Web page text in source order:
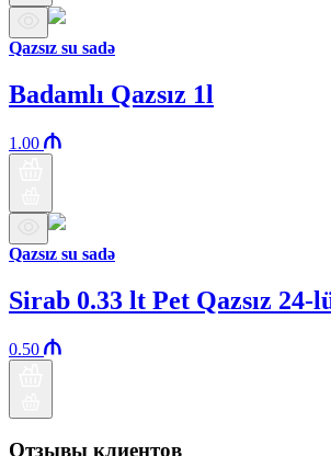
Qazsız su sadə
Badamlı Qazsız 1l
1.00
Qazsız su sadə
Sirab 0.33 lt Pet Qazsız 24-
0.50
Отзывы клиентов